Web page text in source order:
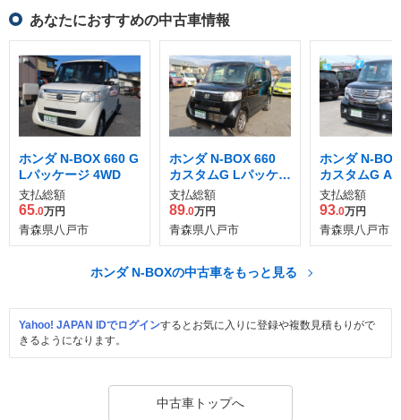
あなたにおすすめの中古車情報
ホンダ N-BOX 660 G
Lパッケージ 4WD
支払総額
65.0万円
青森県八戸市
ホンダ N-BOX 660
カスタムG Lパッケー
ジ 4WD
支払総額
89.0万円
青森県八戸市
ホンダ N-
カスタムG A
ージ 4WD
支払総額
93.0万円
青森県八戸市
ホンダ N-BOXの中古車をもっと見る
Yahoo! JAPAN IDでログインするとお気に入りに登録や複数見積もりがで
きるようになります。
中古車トップへ